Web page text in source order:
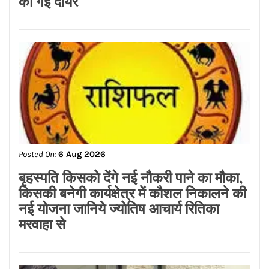
Posted On:6 Aug 2026
पेट्रोल-डीजल के नए रेट जारी, जाने दाम